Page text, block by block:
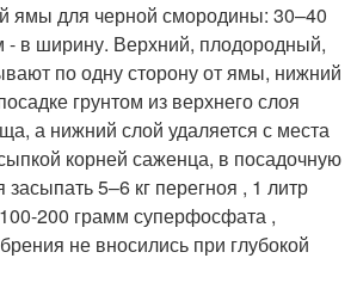
ямы для черной смородины: 30–40
- в ширину. Верхний, плодородный,
по одну сторону от ямы, нижний
грунтом из верхнего слоя
а нижний слой удаляется с места
корней саженца, в посадочную
5–6 кг перегноя , 1 литр
200 грамм суперфосфата ,
не вносились при глубокой